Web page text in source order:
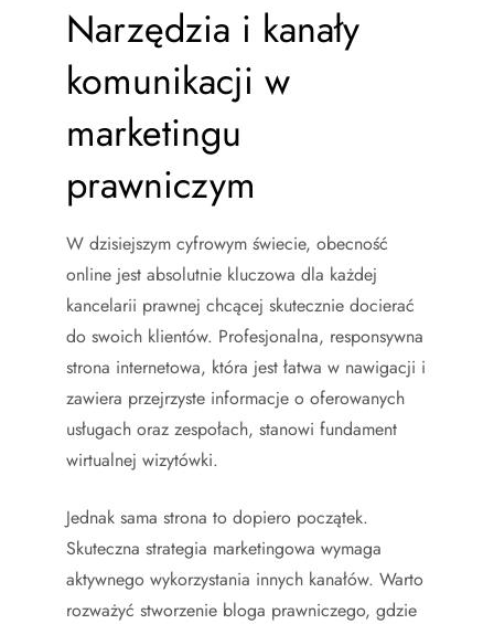
Narzędzia i kanały
komunikacji w
marketingu
prawniczym
W dzisiejszym cyfrowym świecie, obecność
online jest absolutnie kluczowa dla każdej
kancelarii prawnej chcącej skutecznie docierać
do swoich klientów. Profesjonalna, responsywna
strona internetowa, która jest łatwa w nawigacji i
zawiera przejrzyste informacje o oferowanych
usługach oraz zespołach, stanowi fundament
wirtualnej wizytówki.
Jednak sama strona to dopiero początek.
Skuteczna strategia marketingowa wymaga
aktywnego wykorzystania innych kanałów. Warto
rozważyć stworzenie bloga prawniczego, gdzie